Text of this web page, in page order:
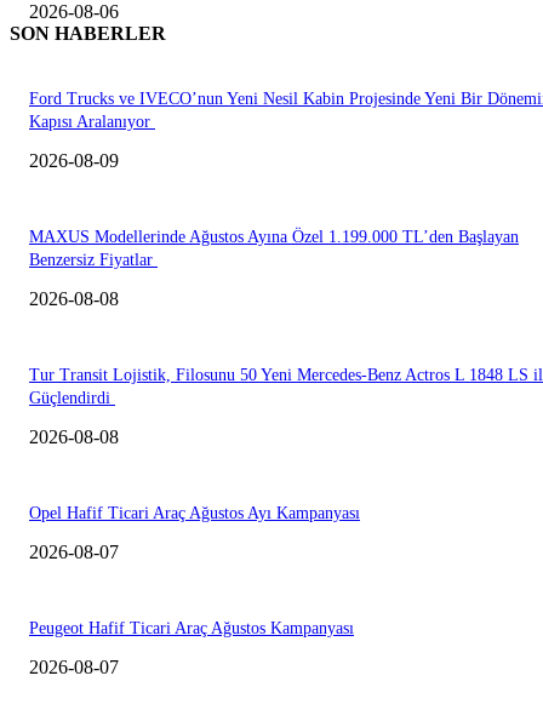
2026-08-06
SON HABERLER
Ford Trucks ve IVECO’nun Yeni Nesil Kabin Projesinde Yeni Bir
Kapısı Aralanıyor
2026-08-09
MAXUS Modellerinde Ağustos Ayına Özel 1.199.000 TL’den Başlayan
Benzersiz Fiyatlar
2026-08-08
Tur Transit Lojistik, Filosunu 50 Yeni Mercedes-Benz Actros L 1848 LS
Güçlendirdi
2026-08-08
Opel Hafif Ticari Araç Ağustos Ayı Kampanyası
2026-08-07
Peugeot Hafif Ticari Araç Ağustos Kampanyası
2026-08-07